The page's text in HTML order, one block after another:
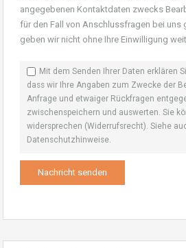
angegebenen Kontaktdaten zwecks
für den Fall von Anschlussfragen bei uns
geben wir nicht ohne Ihre Einwilligung
Mit dem Senden Ihrer Daten erklären
dass wir Ihre Angaben zum Zwecke der
Anfrage und etwaiger Rückfragen
zwischenspeichern und auswerten. Sie
widersprechen (Widerrufsrecht). Siehe
Datenschutzhinweise.